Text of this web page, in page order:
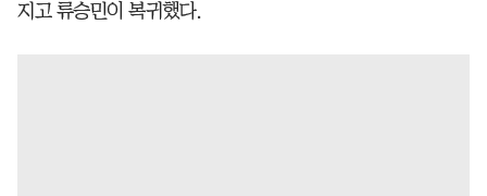
지고 류승민이 복귀했다.